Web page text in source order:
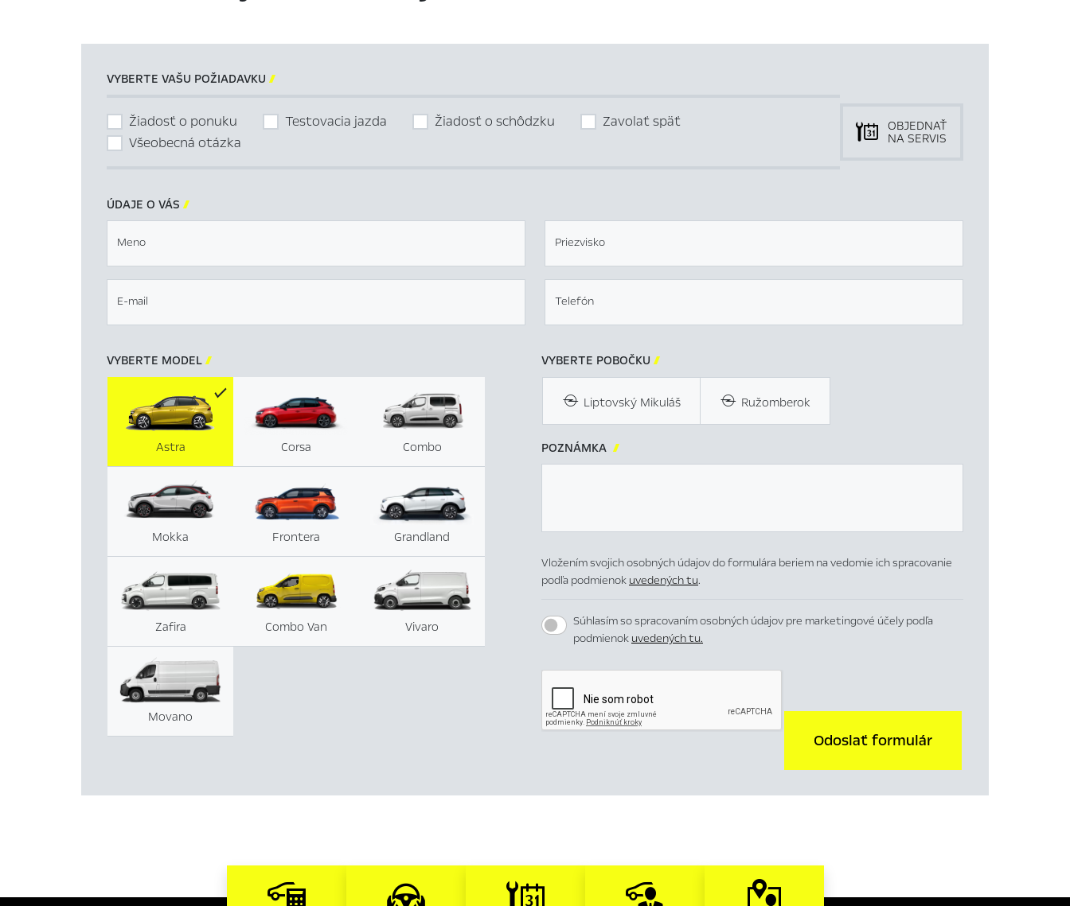
VYBERTE VAŠU POŽIADAVKU 
Žiadosť o ponuku Testovacia jazda Žiadosť o schôdzku
Zavolať späť
Všeobecná otázka
OBJEDNAŤ
NA SERVIS
ÚDAJE O VÁS 
Meno Priezvisko
E-mail Telefón
VYBERTE MODEL 
Corsa Combo
Astra
Mokka Frontera Grandland
Zafira Combo Van Vivaro
Movano
VYBERTE POBOČKU 
Liptovský Mikuláš Ružomberok
POZNÁMKA 
Vložením svojich osobných údajov do formulára beriem na vedomie ich spracovanie
podľa podmienok uvedených tu.
Súhlasím so spracovaním osobných údajov pre marketingové účely podľa
podmienok uvedených tu.
Odoslať formulár